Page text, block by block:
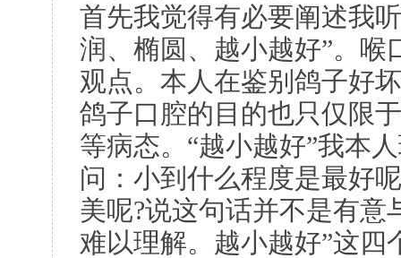
首先我觉得有必要阐述我
润、椭圆、越小越好”。
观点。本人在鉴别鸽子好
鸽子口腔的目的也只仅限
等病态。“越小越好”我本
问：小到什么程度是最好
美呢?说这句话并不是有
难以理解。越小越好”这四